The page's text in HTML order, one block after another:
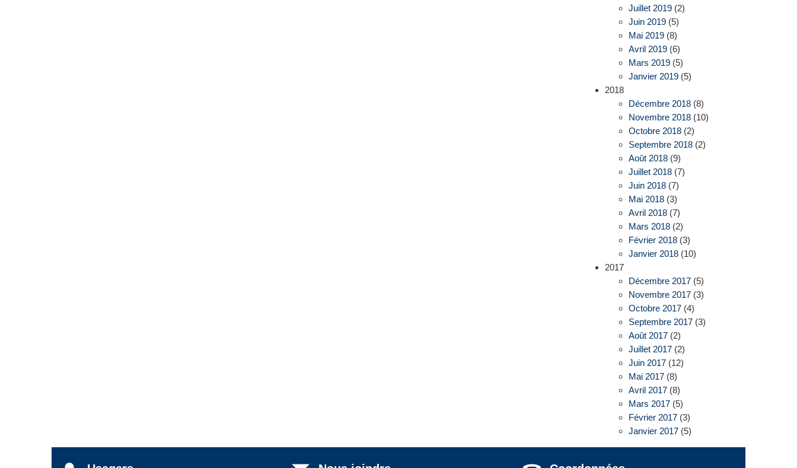
Juillet 2019(2)
Juin 2019(5)
Mai 2019(8)
Avril 2019(6)
Mars 2019(5)
Janvier 2019(5)
2018
Décembre 2018(8)
Novembre 2018(10)
Octobre 2018(2)
Septembre 2018(2)
Août 2018(9)
Juillet 2018(7)
Juin 2018(7)
Mai 2018(3)
Avril 2018(7)
Mars 2018(2)
Février 2018(3)
Janvier 2018(10)
2017
Décembre 2017(5)
Novembre 2017(3)
Octobre 2017(4)
Septembre 2017(3)
Août 2017(2)
Juillet 2017(2)
Juin 2017(12)
Mai 2017(8)
Avril 2017(8)
Mars 2017(5)
Février 2017(3)
Janvier 2017(5)